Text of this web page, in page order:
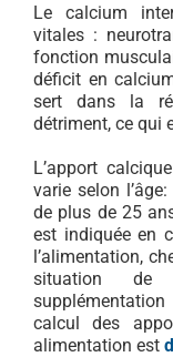
Le calcium
vitales :
fonction
déficit en
sert dans la
détriment, ce qui
L’apport
varie selon
de plus de 25
est indiquée en
l’alimentation,
situation de
calcul des
alimentation est